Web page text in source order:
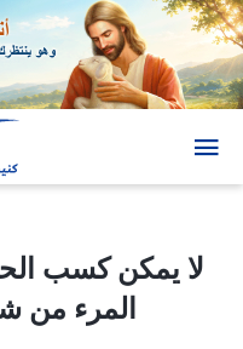
لا يمكن كسب
المرء من